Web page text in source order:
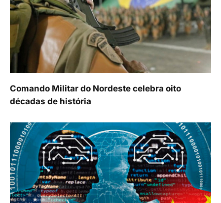
Comando Militar do Nordeste celebra oito
décadas de história